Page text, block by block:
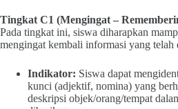
Tingkat C1 (Mengingat –
Pada tingkat ini, siswa diharapkan
mengingat kembali informasi yang telah
Indikator: Siswa dapat
kunci (adjektif, nomina) yang
deskripsi objek/orang/tempat